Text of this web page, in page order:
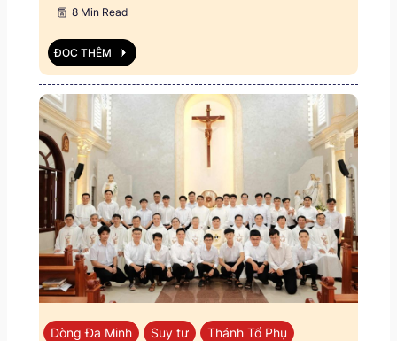
8 Min Read
ĐỌC THÊM
Dòng Đa Minh Suy tư
Thánh Tổ Phụ